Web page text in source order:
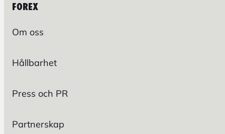
FOREX
Om oss
Hållbarhet
Press och PR
Partnerskap